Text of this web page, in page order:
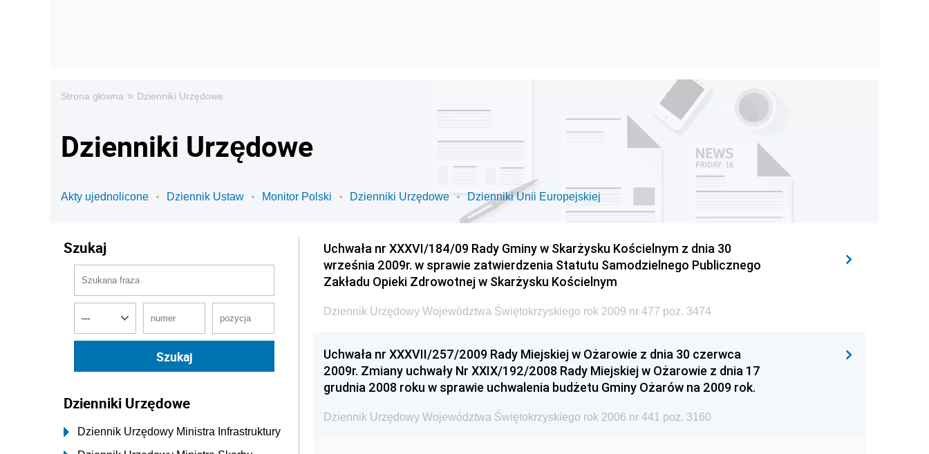
Strona główna » Dzienniki Urzędowe
Dzienniki Urzędowe
Akty ujednolicone Dziennik Ustaw Monitor Polski Dzienniki Urzędowe Dzienniki Unii Europejskiej
Szukaj
Dzienniki Urzędowe
Dziennik Urzędowy Ministra Infrastruktury
Uchwała nr XXXVI/184/09 Rady Gminy w Skarżysku Kościelnym z dnia 30
września 2009r. w sprawie zatwierdzenia Statutu Samodzielnego Publicznego
Zakładu Opieki Zdrowotnej w Skarżysku Kościelnym
Dziennik Urzędowy Województwa Świętokrzyskiego rok 2009 nr 477 poz. 3474
Uchwała nr XXXVII/257/2009 Rady Miejskiej w Ożarowie z dnia 30 czerwca
2009r. Zmiany uchwały Nr XXIX/192/2008 Rady Miejskiej w Ożarowie z dnia 17
grudnia 2008 roku w sprawie uchwalenia budżetu Gminy Ożarów na 2009 rok.
Dziennik Urzędowy Województwa Świętokrzyskiego rok 2006 nr 441 poz. 3160